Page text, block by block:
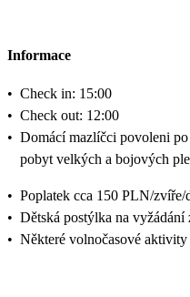
Informace
• Check in: 15:00
• Check out: 12:00
• Domácí mazlíčci povoleni
pobyt velkých a bojových
• Poplatek cca 150 PLN/zvíře/
• Dětská postýlka na
• Některé volnočasové